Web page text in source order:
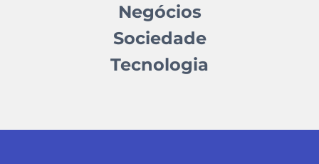
Negócios
Sociedade
Tecnologia